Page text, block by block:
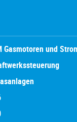
Gasmotoren und